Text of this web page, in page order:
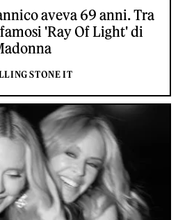
aveva 69 anni. Tra
'Ray Of Light' di
STONE IT